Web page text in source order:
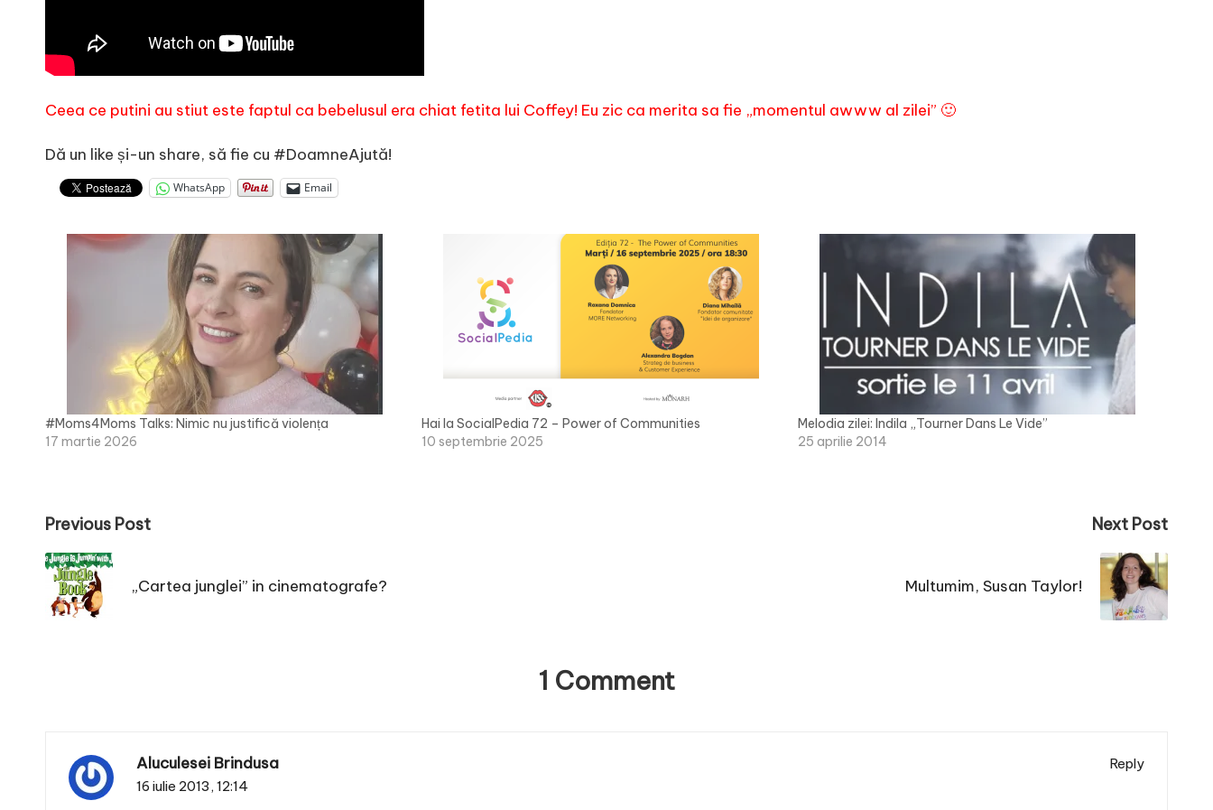
Ceea ce putini au stiut este faptul ca bebelusul era chiat fetita lui Coffey! Eu zic ca merita sa fie „momentul awww al zilei” 🙂
Dă un like și-un share, să fie cu #DoamneAjută!
WhatsApp Email
#Moms4Moms Talks: Nimic nu justifică violența
17 martie 2026
Hai la SocialPedia 72 – Power of Communities
10 septembrie 2025
Melodia zilei: Indila „Tourner Dans Le Vide”
25 aprilie 2014
Post
navigation
Previous Post
„Cartea junglei” in cinematografe?
Next Post
Multumim, Susan Taylor!
1 Comment
Aluculesei Brindusa
Reply
16 iulie 2013, 12:14